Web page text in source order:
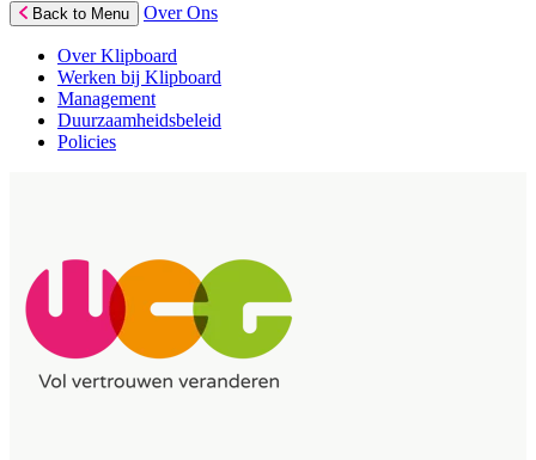
Back to Menu Over Ons
Over Klipboard
Werken bij Klipboard
Management
Duurzaamheidsbeleid
Policies